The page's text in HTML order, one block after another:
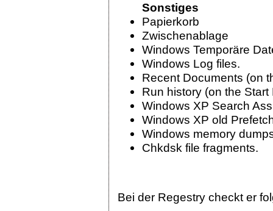
Sonstiges
Papierkorb
Zwischenablage
Windows Temporäre
Windows Log files.
Recent Documents (on
Run history (on the Start
Windows XP Search
Windows XP old
Windows memory
Chkdsk file fragments.
Bei der Regestry checkt er